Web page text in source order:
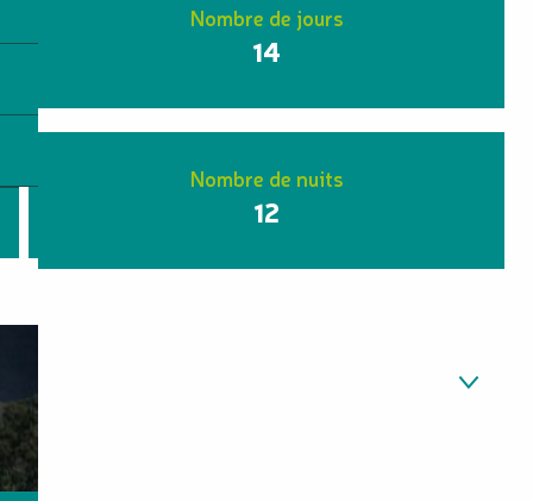
Nombre de jours
14
Nombre de nuits
12